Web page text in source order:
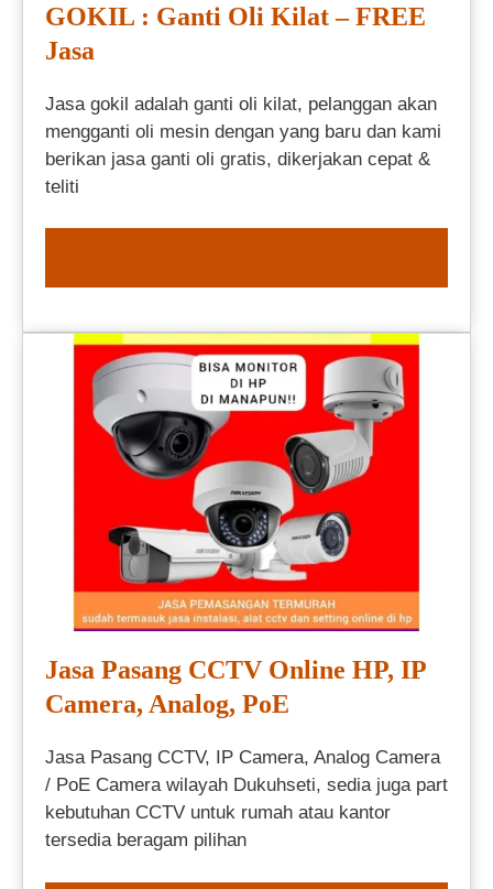
GOKIL : Ganti Oli Kilat – FREE
Jasa
Jasa gokil adalah ganti oli kilat, pelanggan akan
mengganti oli mesin dengan yang baru dan kami
berikan jasa ganti oli gratis, dikerjakan cepat &
teliti
Jasa Pasang CCTV Online HP, IP
Camera, Analog, PoE
Jasa Pasang CCTV, IP Camera, Analog Camera
/ PoE Camera wilayah Dukuhseti, sedia juga part
kebutuhan CCTV untuk rumah atau kantor
tersedia beragam pilihan